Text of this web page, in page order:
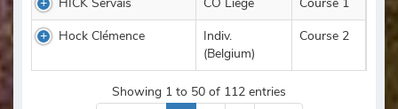
Hock Clémence
Indiv.
(Belgium)
Course 2
Showing 1 to 50 of 112 entries